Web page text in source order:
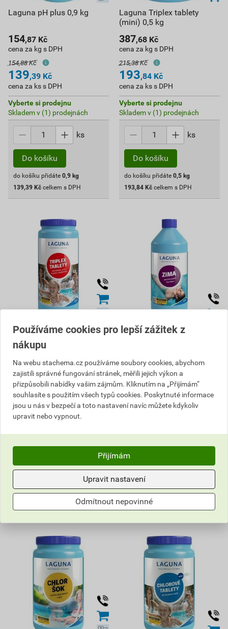
Laguna pH plus 0,9 kg
154,87 Kč
cena za kg s DPH
154,88 Kč
139,39 Kč
cena za ks s DPH
Vyberte si prodejnu
Skladem v (1) prodejnách
ks
Do košíku
do košíku přidáte 0,9 kg
139,39 Kč celkem s DPH
Laguna Triplex tablety
(mini) 0,5 kg
387,68 Kč
cena za kg s DPH
215,38 Kč
193,84 Kč
cena za ks s DPH
Vyberte si prodejnu
Skladem v (1) prodejnách
ks
Do košíku
do košíku přidáte 0,5 kg
193,84 Kč celkem s DPH
Laguna Triplex tablety 1,6
cena za kg s DPH
531,19 Kč
478,07Kč
cena za ks s DPH
Vyberte si prodejnu
do košíku přidáte 1,6 kg
celkem s DPH
Laguna Zima 1 l
cena za l s DPH
294,03 Kč
264 ,63Kč
cena za ks s DPH
Do košíku
do košíku přidáte 1 l
264,63 Kč
Používáme cookies pro lepší zážitek z
nákupu
Na webu stachema.cz používáme soubory cookies, abychom
zajistili správné fungování stránek, měřili jejich výkon a
přizpůsobili nabídky vašim zájmům. Kliknutím na „Přijímám“
souhlasíte s použitím všech typů cookies. Poskytnuté informace
jsou u nás v bezpečí a toto nastavení navíc můžete kdykoliv
upravit nebo vypnout.
Přijímám
Upravit nastavení
Odmítnout nepovinné